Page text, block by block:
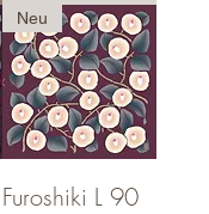
Neu
Furoshiki L 90